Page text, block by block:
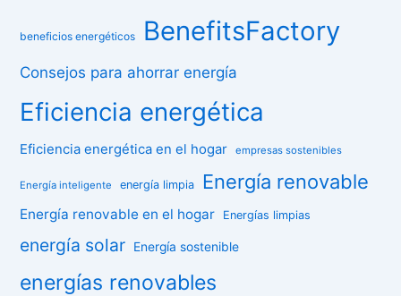
beneficios energéticos BenefitsFactory
Consejos para ahorrar energía
Eficiencia energética
Eficiencia energética en el hogar empresas sostenibles
Energía inteligente energía limpia Energía renovable
Energía renovable en el hogar Energías limpias
energía solar Energía sostenible
energías renovables